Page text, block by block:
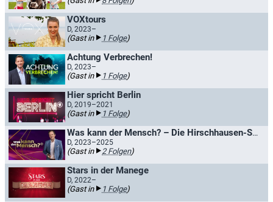
VOXtours
D, 2023–
(Gast in 1 Folge)
Achtung Verbrechen!
D, 2023–
(Gast in 1 Folge)
Hier spricht Berlin
D, 2019–2021
(Gast in 1 Folge)
Was kann der Mensch? – Die Hirschhausen-Show
D, 2023–2025
(Gast in 2 Folgen)
Stars in der Manege
D, 2022–
(Gast in 1 Folge)